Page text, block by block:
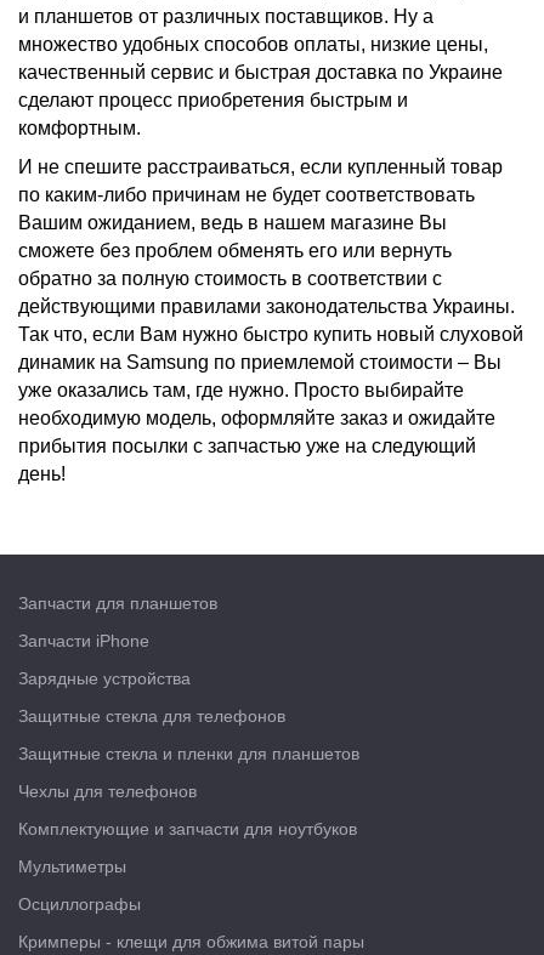
и планшетов от различных поставщиков. Ну а
множество удобных способов оплаты, низкие цены,
качественный сервис и быстрая доставка по Украине
сделают процесс приобретения быстрым и
комфортным.
И не спешите расстраиваться, если купленный товар
по каким-либо причинам не будет соответствовать
Вашим ожиданием, ведь в нашем магазине Вы
сможете без проблем обменять его или вернуть
обратно за полную стоимость в соответствии с
действующими правилами законодательства Украины.
Так что, если Вам нужно быстро купить новый слуховой
динамик на Samsung по приемлемой стоимости – Вы
уже оказались там, где нужно. Просто выбирайте
необходимую модель, оформляйте заказ и ожидайте
прибытия посылки с запчастью уже на следующий
день!
Запчасти для планшетов
Запчасти iPhone
Зарядные устройства
Защитные стекла для телефонов
Защитные стекла и пленки для планшетов
Чехлы для телефонов
Комплектующие и запчасти для ноутбуков
Мультиметры
Осциллографы
Кримперы - клещи для обжима витой пары